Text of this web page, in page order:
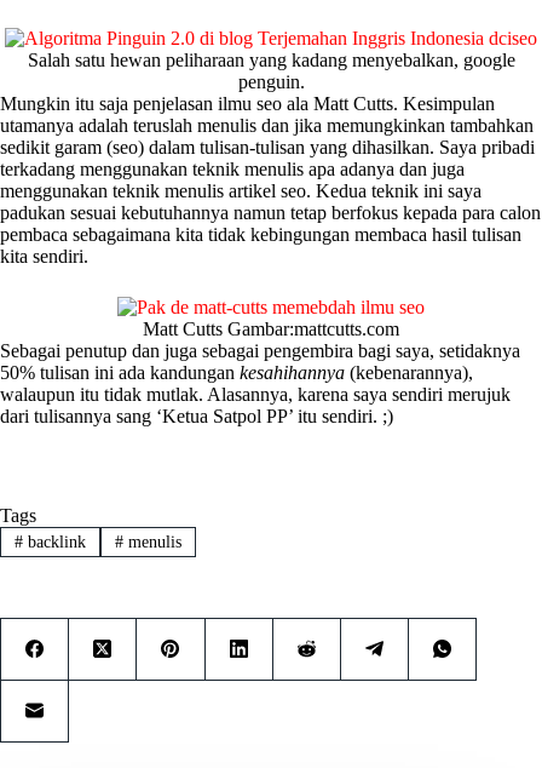
Salah satu hewan peliharaan yang kadang menyebalkan, google
penguin.
Mungkin itu saja penjelasan ilmu seo ala Matt Cutts. Kesimpulan
utamanya adalah teruslah menulis dan jika memungkinkan tambahkan
sedikit garam (seo) dalam tulisan-tulisan yang dihasilkan. Saya pribadi
terkadang menggunakan teknik menulis apa adanya dan juga
menggunakan teknik menulis artikel seo. Kedua teknik ini saya
padukan sesuai kebutuhannya namun tetap berfokus kepada para calon
pembaca sebagaimana kita tidak kebingungan membaca hasil tulisan
kita sendiri.
Matt Cutts Gambar:mattcutts.com
Sebagai penutup dan juga sebagai pengembira bagi saya, setidaknya
50% tulisan ini ada kandungan kesahihannya (kebenarannya),
walaupun itu tidak mutlak. Alasannya, karena saya sendiri merujuk
dari tulisannya sang ‘Ketua Satpol PP’ itu sendiri. ;)
Tags
#backlink #menulis